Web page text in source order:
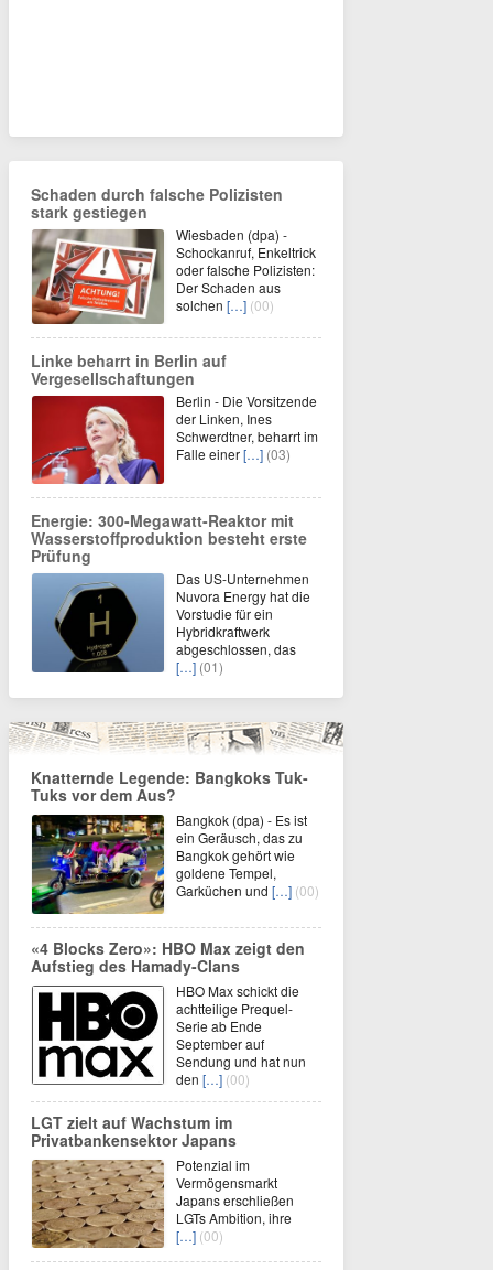
Schaden durch falsche Polizisten
stark gestiegen
Wiesbaden (dpa) -
Schockanruf, Enkeltrick
oder falsche Polizisten:
Der Schaden aus
solchen […] (00)
Linke beharrt in Berlin auf
Vergesellschaftungen
Berlin - Die Vorsitzende
der Linken, Ines
Schwerdtner, beharrt im
Falle einer[…] (03)
Energie: 300-Megawatt-Reaktor mit
Wasserstoffproduktion besteht erste
Prüfung
Das US-Unternehmen
Nuvora Energy hat die
Vorstudie für ein
Hybridkraftwerk
abgeschlossen, das
[…] (01)
Knatternde Legende: Bangkoks Tuk-
Tuks vor dem Aus?
Bangkok (dpa) - Es ist
ein Geräusch, das zu
Bangkok gehört wie
goldene Tempel,
Garküchen und […] (00)
«4 Blocks Zero»: HBO Max zeigt den
Aufstieg des Hamady-Clans
HBO Max schickt die
achtteilige Prequel-
Serie ab Ende
September auf
Sendung und hat nun
den […] (00)
LGT zielt auf Wachstum im
Privatbankensektor Japans
Potenzial im
Vermögensmarkt
Japans erschließen
LGTs Ambition, ihre
[…] (00)